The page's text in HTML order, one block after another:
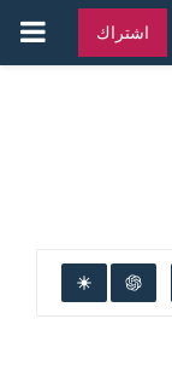
اشتراك